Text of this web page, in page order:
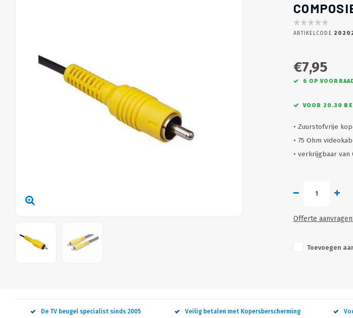
ARTIKELCODE
€7,95
6 OP
VOOR 20.30
• Zuurstofvrije
• 75 Ohm
• verkrijgbaar
Offerte
Toevoegen
De TV beugel specialist sinds 2005 Veilig betalen met Kopersberscherming